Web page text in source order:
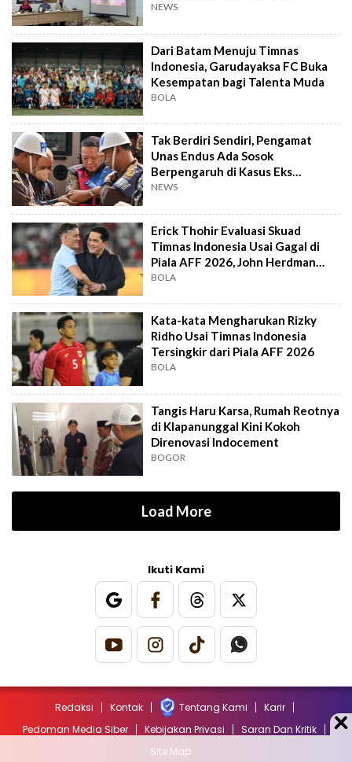
NEWS
Dari Batam Menuju Timnas
Indonesia, Garudayaksa FC Buka
Kesempatan bagi Talenta Muda
BOLA
Tak Berdiri Sendiri, Pengamat
Unas Endus Ada Sosok
Berpengaruh di Kasus Eks
Jampidsus
NEWS
Erick Thohir Evaluasi Skuad
Timnas Indonesia Usai Gagal di
Piala AFF 2026, John Herdman
Out?
BOLA
Kata-kata Mengharukan Rizky
Ridho Usai Timnas Indonesia
Tersingkir dari Piala AFF 2026
BOLA
Tangis Haru Karsa, Rumah Reotnya
di Klapanunggal Kini Kokoh
Direnovasi Indocement
BOGOR
Load More
Ikuti Kami
Redaksi Kontak Tentang Kami
Karir
Pedoman Media Siber
Kebijakan Privasi
Saran Dan Kritik
Site Map